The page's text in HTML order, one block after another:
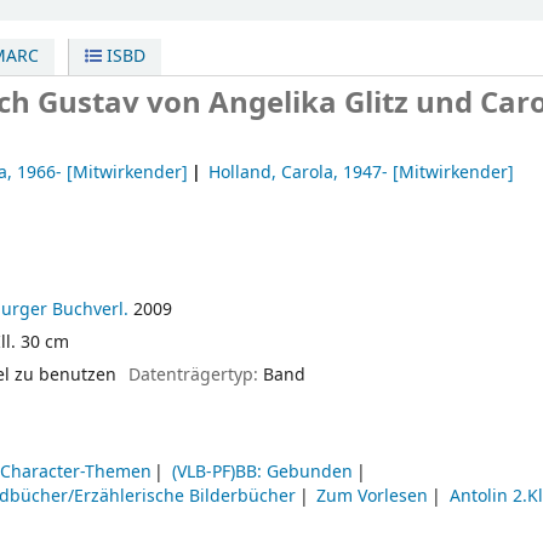
ISBD
Gustavvon Angelika Glitz und
, 1966- [Mitwirkender] Holland, Carola, 1947- [Mitwirkender]
Buchverl. 2009
30 cm
zu benutzen Datenträgertyp: Band
Themen
(VLB-PF)BB: Gebunden
Erzählerische Bilderbücher
Zum Vorlesen Antolin